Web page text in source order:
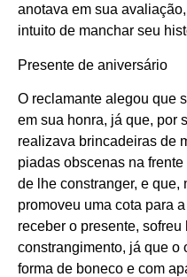
anotava em sua
intuito de manchar seu
Presente de aniversário
O reclamante alegou que
em sua honra, já que, por
realizava brincadeiras de
piadas obscenas na
de lhe constranger, e que,
promoveu uma cota para
receber o presente,
constrangimento, já que o
forma de boneco e com